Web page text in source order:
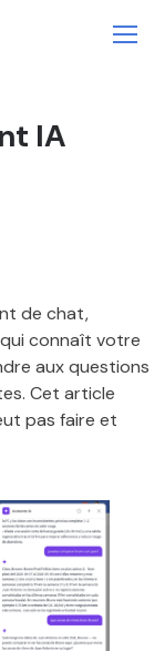
IA
de chat,
connaît votre
aux questions
Cet article
pas faire et